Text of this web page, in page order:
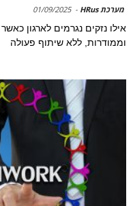
מערכת HRus -
01/09/2025
אילו נזקים נגרמים לארגון
וממודרות, ללא שיתוף פעולה